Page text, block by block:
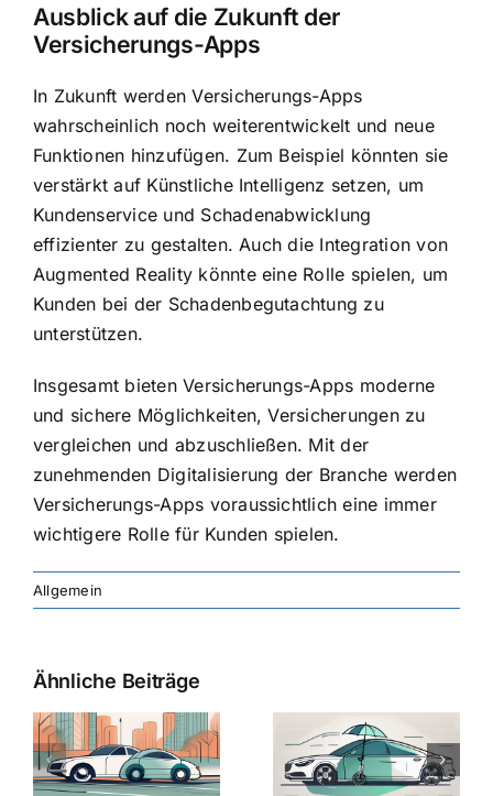
Ausblick auf die Zukunft der
Versicherungs-Apps
In Zukunft werden Versicherungs-Apps
wahrscheinlich noch weiterentwickelt und neue
Funktionen hinzufügen. Zum Beispiel könnten sie
verstärkt auf Künstliche Intelligenz setzen, um
Kundenservice und Schadenabwicklung
effizienter zu gestalten. Auch die Integration von
Augmented Reality könnte eine Rolle spielen, um
Kunden bei der Schadenbegutachtung zu
unterstützen.
Insgesamt bieten Versicherungs-Apps moderne
und sichere Möglichkeiten, Versicherungen zu
vergleichen und abzuschließen. Mit der
zunehmenden Digitalisierung der Branche werden
Versicherungs-Apps voraussichtlich eine immer
wichtigere Rolle für Kunden spielen.
Allgemein
Ähnliche Beiträge